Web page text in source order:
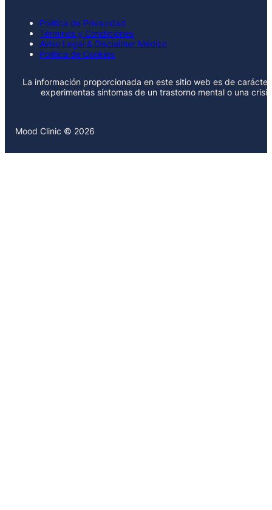
Política de Privacidad
Términos y Condiciones
Aviso Legal & Disclaimer Médico
Política de Cookies
La información proporcionada en este sitio web es de
experimentas síntomas de un trastorno mental o una
Mood Clinic © 2026